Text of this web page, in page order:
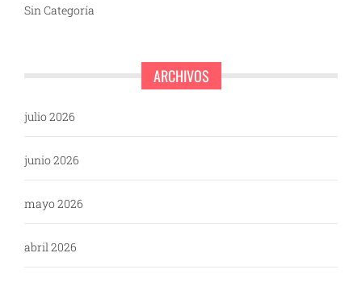
Sin Categoría
ARCHIVOS
julio 2026
junio 2026
mayo 2026
abril 2026